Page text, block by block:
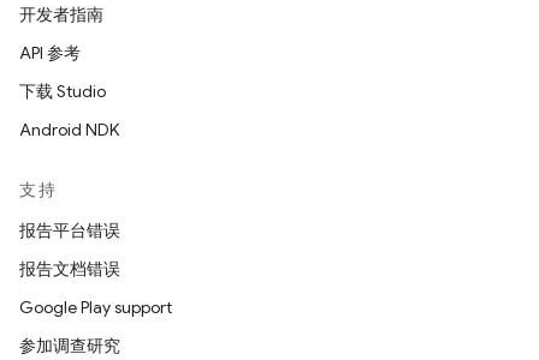
开发者指南
API 参考
下载 Studio
Android NDK
支持
报告平台错误
报告文档错误
Google Play support
参加调查研究